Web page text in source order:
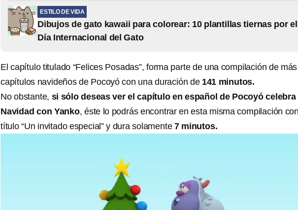
ESTILO DE VIDA
Dibujos de gato kawaii para colorear: 10 plantillas tiernas por el
Día Internacional del Gato
El capítulo titulado “Felices Posadas”, forma parte de una compilación de más
capítulos navideños de Pocoyó con una duración de 141 minutos.
No obstante, si sólo deseas ver el capítulo en español de Pocoyó celebra
Navidad con Yanko, éste lo podrás encontrar en esta misma compilación
título “Un invitado especial” y dura solamente 7 minutos.